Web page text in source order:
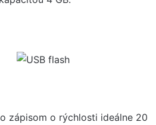
zápisom o rýchlosti ideálne 20